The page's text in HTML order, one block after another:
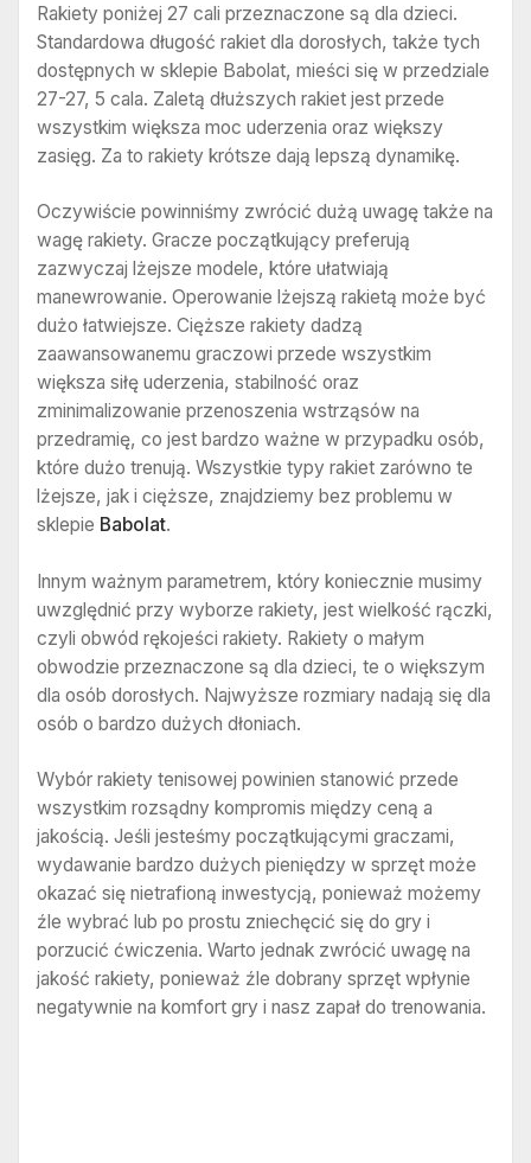
Rakiety poniżej 27 cali przeznaczone są dla dzieci.
Standardowa długość rakiet dla dorosłych, także tych
dostępnych w sklepie Babolat, mieści się w przedziale
27-27, 5 cala. Zaletą dłuższych rakiet jest przede
wszystkim większa moc uderzenia oraz większy
zasięg. Za to rakiety krótsze dają lepszą dynamikę.
Oczywiście powinniśmy zwrócić dużą uwagę także na
wagę rakiety. Gracze początkujący preferują
zazwyczaj lżejsze modele, które ułatwiają
manewrowanie. Operowanie lżejszą rakietą może być
dużo łatwiejsze. Cięższe rakiety dadzą
zaawansowanemu graczowi przede wszystkim
większa siłę uderzenia, stabilność oraz
zminimalizowanie przenoszenia wstrząsów na
przedramię, co jest bardzo ważne w przypadku osób,
które dużo trenują. Wszystkie typy rakiet zarówno te
lżejsze, jak i cięższe, znajdziemy bez problemu w
sklepie Babolat.
Innym ważnym parametrem, który koniecznie musimy
uwzględnić przy wyborze rakiety, jest wielkość rączki,
czyli obwód rękojeści rakiety. Rakiety o małym
obwodzie przeznaczone są dla dzieci, te o większym
dla osób dorosłych. Najwyższe rozmiary nadają się dla
osób o bardzo dużych dłoniach.
Wybór rakiety tenisowej powinien stanowić przede
wszystkim rozsądny kompromis między ceną a
jakością. Jeśli jesteśmy początkującymi graczami,
wydawanie bardzo dużych pieniędzy w sprzęt może
okazać się nietrafioną inwestycją, ponieważ możemy
źle wybrać lub po prostu zniechęcić się do gry i
porzucić ćwiczenia. Warto jednak zwrócić uwagę na
jakość rakiety, ponieważ źle dobrany sprzęt wpłynie
negatywnie na komfort gry i nasz zapał do trenowania.